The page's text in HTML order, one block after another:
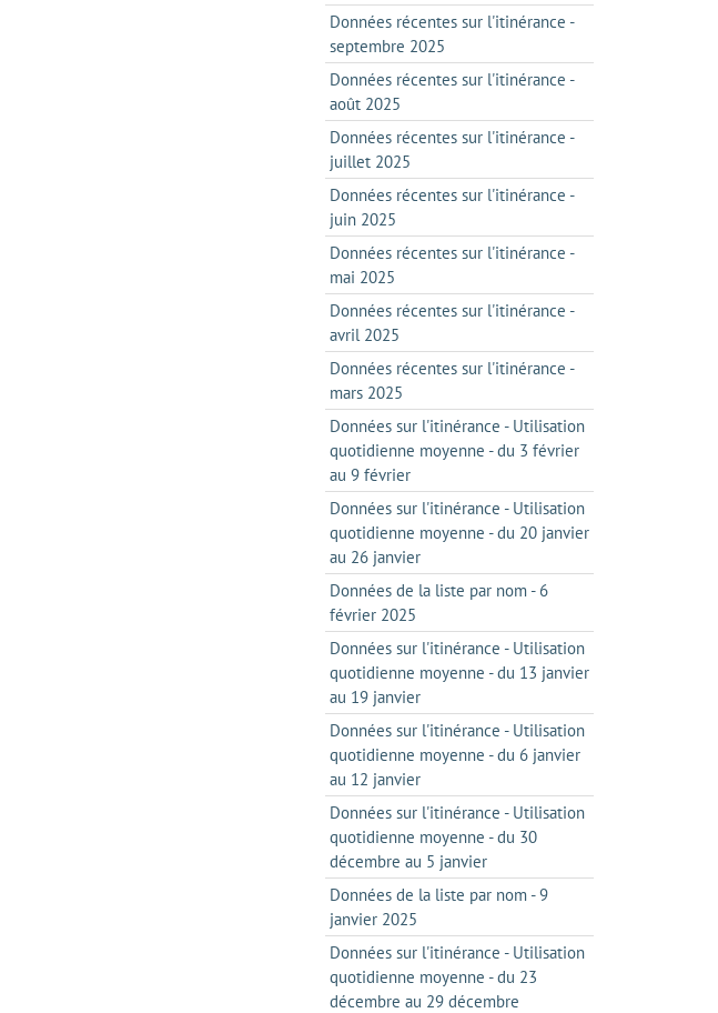
Données récentes sur l'itinérance -
septembre 2025
Données récentes sur l'itinérance -
août 2025
Données récentes sur l'itinérance -
juillet 2025
Données récentes sur l'itinérance -
juin 2025
Données récentes sur l'itinérance -
mai 2025
Données récentes sur l'itinérance -
avril 2025
Données récentes sur l'itinérance -
mars 2025
Données sur l'itinérance - Utilisation
quotidienne moyenne - du 3 février
au 9 février
Données sur l'itinérance - Utilisation
quotidienne moyenne - du 20 janvier
au 26 janvier
Données de la liste par nom - 6
février 2025
Données sur l'itinérance - Utilisation
quotidienne moyenne - du 13 janvier
au 19 janvier
Données sur l'itinérance - Utilisation
quotidienne moyenne - du 6 janvier
au 12 janvier
Données sur l'itinérance - Utilisation
quotidienne moyenne - du 30
décembre au 5 janvier
Données de la liste par nom - 9
janvier 2025
Données sur l'itinérance - Utilisation
quotidienne moyenne - du 23
décembre au 29 décembre